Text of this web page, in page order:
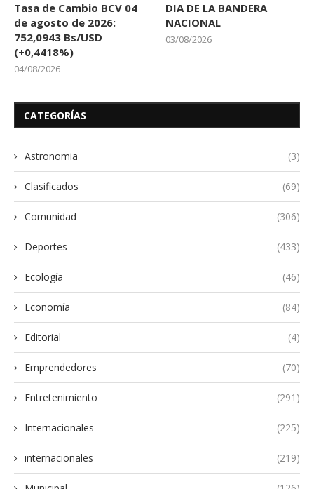
Tasa de Cambio BCV 04
de agosto de 2026:
752,0943 Bs/USD
(+0,4418%)
04/08/2026
DIA DE LA BANDERA
NACIONAL
03/08/2026
CATEGORÍAS
Astronomia (3)
Clasificados (69)
Comunidad (306)
Deportes (433)
Ecología (46)
Economía (84)
Editorial (4)
Emprendedores (70)
Entretenimiento (291)
Internacionales (225)
internacionales (219)